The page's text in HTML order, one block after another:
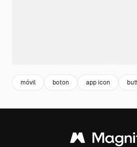
móvil boton app icon